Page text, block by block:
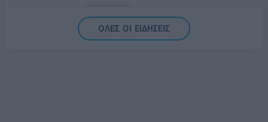
ΟΛΕΣ ΟΙ ΕΙΔΗΣΕΙΣ